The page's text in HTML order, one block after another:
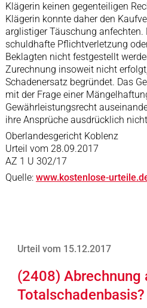
Klägerin keinen gegenteiligen
Klägerin konnte daher den
arglistiger Täuschung anfechten.
schuldhafte Pflichtverletzung
Beklagten nicht festgestellt
Zurechnung insoweit nicht
Schadenersatz begründet. Das
mit der Frage einer
Gewährleistungsrecht
ihre Ansprüche ausdrücklich
Oberlandesgericht Koblenz
Urteil vom 28.09.2017
AZ 1 U 302/17
Quelle: www.kostenlose-
Urteil vom 15.12.2017
(2408) Abrechnung
Totalschadenbasis?